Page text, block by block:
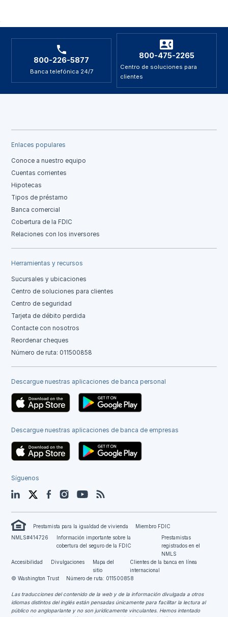
800-226-5877
Banca telefónica 24/7
800-475-2265
Centro de soluciones para
clientes
Enlaces populares
Conoce a nuestro equipo
Cuentas corrientes
Hipotecas
Tipos de préstamo
Banca comercial
Cobertura de la FDIC
Relaciones con los inversores
Herramientas y recursos
Sucursales y ubicaciones
Centro de soluciones para clientes
Centro de seguridad
Tarjeta de débito perdida
Contacte con nosotros
Reordenar cheques
Número de ruta: 011500858
Descargue nuestras aplicaciones de banca personal
Descargue nuestras aplicaciones de banca de empresas
Síguenos
LinkedIn TwitterFacebookInstagramYouTube
Prestamista para la igualdad de vivienda
Miembro FDIC
NMLS#414726
Información importante sobre la
cobertura del seguro de la FDIC
Prestamistas
registrados en el
NMLS
Accesibilidad
Divulgaciones
Mapa del
sitio
Clientes de la banca en línea
internacional
© Washington Trust
Número de ruta: 011500858
Las traducciones del contenido de la web y de la información divulgada a otros
idiomas distintos del inglés están pensadas únicamente para facilitar la lectura al
público no angloparlante y no son jurídicamente vinculantes. Hemos intentado